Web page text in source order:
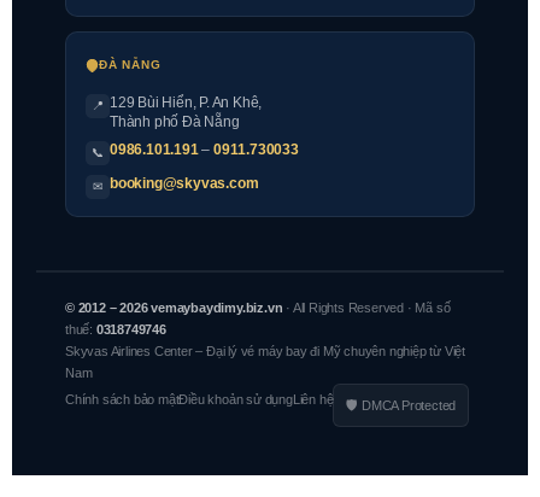
ĐÀ NẴNG
📍
129 Bùi Hiển, P. An Khê,
Thành phố Đà Nẵng
📞 0986.101.191–0911.730033
✉ booking@skyvas.com
© 2012 – 2026 vemaybaydimy.biz.vn · All Rights Reserved · Mã số
thuế: 0318749746
Skyvas Airlines Center – Đại lý vé máy bay đi Mỹ chuyên nghiệp từ Việt
Nam
Chính sách bảo mậtĐiều khoản sử dụngLiên hệ 🛡 DMCA Protected